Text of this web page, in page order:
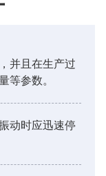
并且在生产过
等参数。
动时应迅速停